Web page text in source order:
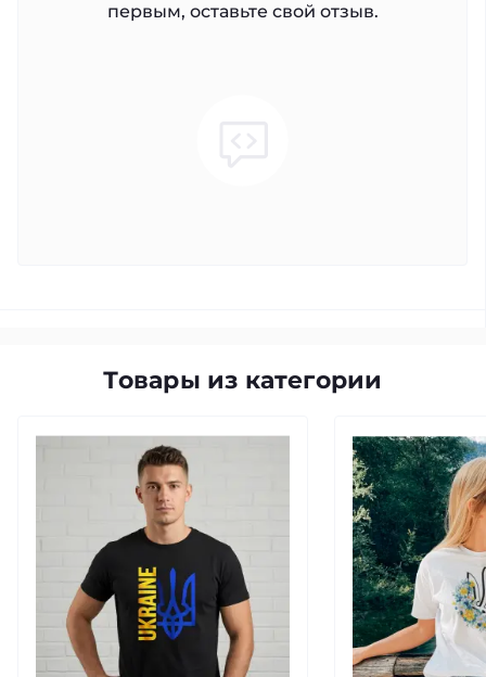
первым, оставьте свой отзыв.
Товары из категории